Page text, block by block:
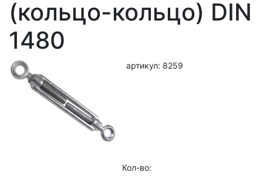
(кольцо-кольцо) DIN
1480
артикул: 8259
Кол-во: